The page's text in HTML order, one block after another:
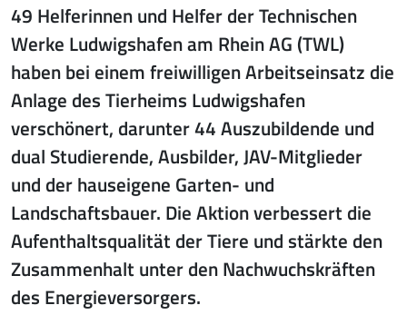
49 Helferinnen und Helfer der Technischen
Werke Ludwigshafen am Rhein AG (TWL)
haben bei einem freiwilligen Arbeitseinsatz die
Anlage des Tierheims Ludwigshafen
verschönert, darunter 44 Auszubildende und
dual Studierende, Ausbilder, JAV-Mitglieder
und der hauseigene Garten- und
Landschaftsbauer. Die Aktion verbessert die
Aufenthaltsqualität der Tiere und stärkte den
Zusammenhalt unter den Nachwuchskräften
des Energieversorgers.